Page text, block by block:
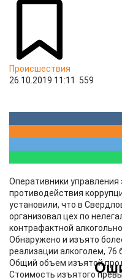
Происшествия
26.10.2019 11:11
559
Оперативники управления
противодействия
установили, что в
организовал цех по
контрафактной
Обнаружено и изъято
реализации алкоголем, 76
Общий объем изъятой
Стоимость изъятого